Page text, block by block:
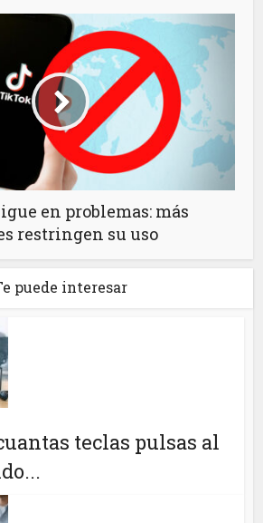
en problemas: más
restringen su uso
puede interesar
teclas pulsas al